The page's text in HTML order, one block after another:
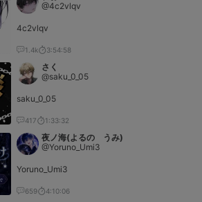
@4c2vlqv
4c2vlqv
1.4k 3:54:58
さく
@saku_0_05
saku_0_05
417 1:33:32
夜ノ海(よるの うみ)
@Yoruno_Umi3
Yoruno_Umi3
659 4:10:06